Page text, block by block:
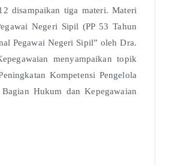
disampaikan tiga materi. Materi
Negeri Sipil (PP 53 Tahun
Pegawai Negeri Sipil” oleh Dra.
menyampaikan topik
Kompetensi Pengelola
Hukum dan Kepegawaian